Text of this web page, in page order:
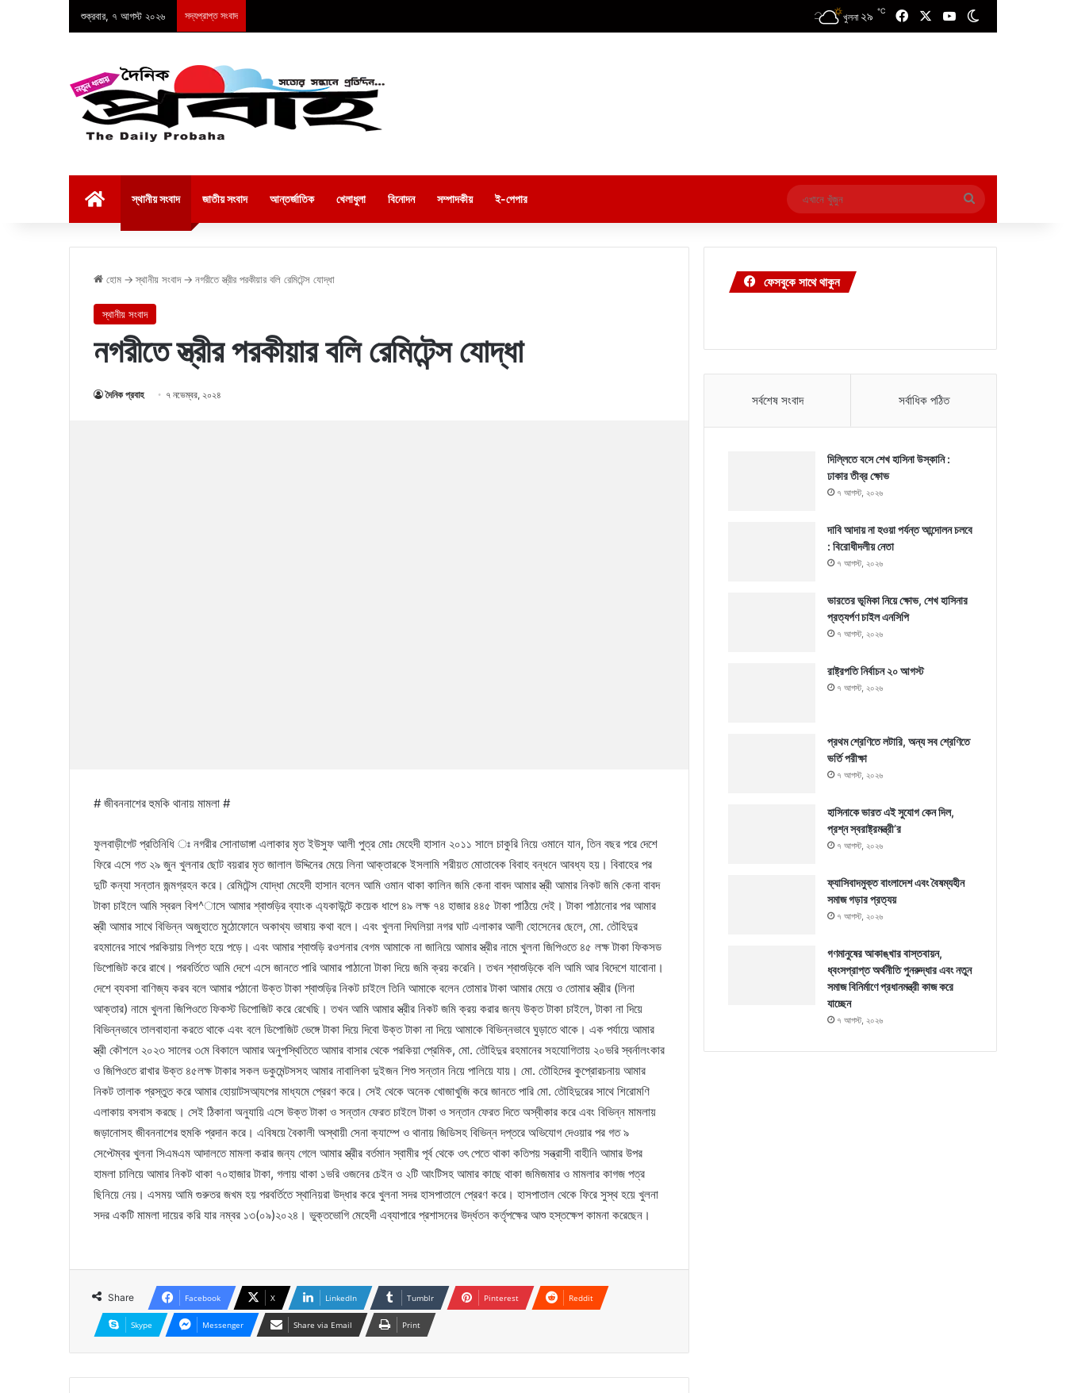
শুক্রবার, ৭ আগস্ট ২০২৬ সদ্যপ্রাপ্ত সংবাদ খুলনা ২৯ ℃ FacebookYouTube
স্থানীয় সংবাদ জাতীয় সংবাদ আন্তর্জাতিক খেলাধুলা বিনোদন সম্পাদকীয় ই-পেপার
এখানে
খুঁজুন
হোম → স্থানীয় সংবাদ → নগরীতে স্ত্রীর পরকীয়ার বলি রেমিটেন্স যোদ্ধা
স্থানীয় সংবাদ
নগরীতে স্ত্রীর পরকীয়ার বলি রেমিটেন্স যোদ্ধা
দৈনিক প্রবাহ ৭ নভেম্বর, ২০২৪
# জীবননাশের হুমকি থানায় মামলা #
ফুলবাড়ীগেট প্রতিনিধি ঃ নগরীর সোনাডাঙ্গা এলাকার মৃত ইউসুফ আলী পুত্র মোঃ মেহেদী হাসান ২০১১ সালে চাকুরি নিয়ে ওমানে যান, তিন বছর পরে দেশে
ফিরে এসে গত ২৯ জুন খুলনার ছোট বয়রার মৃত জালাল উদ্দিনের মেয়ে লিনা আক্তারকে ইসলামি শরীয়ত মোতাবেক বিবাহ বন্ধনে আবধ্য হয়। বিবাহের পর
দুটি কন্যা সন্তান জন্মগ্রহন করে। রেমিটেন্স যোদ্ধা মেহেদী হাসান বলেন আমি ওমান থাকা কালিন জমি কেনা বাবদ আমার স্ত্রী আমার নিকট জমি কেনা বাবদ
টাকা চাইলে আমি স্বরল বিশ^াসে আমার শ্বাশুড়ির ব্যাংক এ্যকাউন্টে কয়েক ধাপে ৪৯ লক্ষ ৭৪ হাজার ৪৪৫ টাকা পাঠিয়ে দেই। টাকা পাঠানোর পর আমার
স্ত্রী আমার সাথে বিভিন্ন অজুহাতে মুঠোফোনে অকাথ্য ভাষায় কথা বলে। এবং খুলনা দিঘলিয়া নগর ঘাট এলাকার আলী হোসেনের ছেলে, মো. তৌহিদুর
রহমানের সাথে পরকিয়ায় লিপ্ত হয়ে পড়ে। এবং আমার শ্বাশুড়ি রওশনার বেগম আমাকে না জানিয়ে আমার স্ত্রীর নামে খুলনা জিপিওতে ৪৫ লক্ষ টাকা ফিকসড
ডিপোজিট করে রাখে। পরবর্তিতে আমি দেশে এসে জানতে পারি আমার পাঠানো টাকা দিয়ে জমি ক্রয় করেনি। তখন শ্বাশুড়িকে বলি আমি আর বিদেশে যাবোনা।
দেশে ব্যবসা বাণিজ্য করব বলে আমার পঠানো উক্ত টাকা শ্বাশুড়ির নিকট চাইলে তিনি আমাকে বলেন তোমার টাকা আমার মেয়ে ও তোমার স্ত্রীর (লিনা
আক্তার) নামে খুলনা জিপিওতে ফিকস্ট ডিপোজিট করে রেখেছি। তখন আমি আমার স্ত্রীর নিকট জমি ক্রয় করার জন্য উক্ত টাকা চাইলে, টাকা না দিয়ে
বিভিন্নভাবে তালবাহানা করতে থাকে এবং বলে ডিপোজিট ভেঙ্গে টাকা দিয়ে দিবো উক্ত টাকা না দিয়ে আমাকে বিভিন্নভাবে ঘুড়াতে থাকে। এক পর্যায়ে আমার
স্ত্রী কৌশলে ২০২৩ সালের ৩মে বিকালে আমার অনুপস্থিতিতে আমার বাসার থেকে পরকিয়া প্রেমিক, মো. তৌহিদুর রহমানের সহযোগিতায় ২০ভরি স্বর্নালংকার
ও জিপিওতে রাখার উক্ত ৪৫লক্ষ টাকার সকল ডকুমেন্টসসহ আমার নাবালিকা দুইজন শিশু সন্তান নিয়ে পালিয়ে যায়। মো. তৌহিদের কুপ্রোরচনায় আমার
নিকট তালাক প্রস্তুত করে আমার হোয়াটসআ্যপের মাধ্যমে প্রেরণ করে। সেই থেকে অনেক খোজাখুজি করে জানতে পারি মো. তৌহিদুরের সাথে শিরোমণি
এলাকায় বসবাস করছে। সেই ঠিকানা অনুযায়ি এসে উক্ত টাকা ও সন্তান ফেরত চাইলে টাকা ও সন্তান ফেরত দিতে অস্বীকার করে এবং বিভিন্ন মামলায়
জড়ানোসহ জীবননাশের হুমকি প্রদান করে। এবিষয়ে বৈকালী অস্থায়ী সেনা ক্যাম্পে ও থানায় জিডিসহ বিভিন্ন দপ্তরে অভিযোগ দেওয়ার পর গত ৯
সেপ্টেম্বর খুলনা সিএমএম আদালতে মামলা করার জন্য গেলে আমার স্ত্রীর বর্তমান স্বামীর পূর্ব থেকে ওৎ পেতে থাকা কতিপয় সন্ত্রাসী বাহীনি আমার উপর
হামলা চালিয়ে আমার নিকট থাকা ৭০হাজার টাকা, গলায় থাকা ১ভরি ওজনের চেইন ও ২টি আংটিসহ আমার কাছে থাকা জমিজমার ও মামলার কাগজ পত্র
ছিনিয়ে নেয়। এসময় আমি গুরুতর জখম হয় পরবর্তিতে স্থানিয়রা উদ্ধার করে খুলনা সদর হাসপাতালে প্রেরণ করে। হাসপাতাল থেকে ফিরে সুস্থ হয়ে খুলনা
সদর একটি মামলা দায়ের করি যার নম্বর ১৩(০৯)২০২৪। ভুক্তভোগি মেহেদী এব্যাপারে প্রশাসনের উর্দ্ধতন কর্তৃপক্ষের আশু হস্তক্ষেপ কামনা করেছেন।
Share Facebook X LinkedIn Tumblr Pinterest Reddit
Skype Messenger Share via Email Print
ফেসবুকে সাথে থাকুন
সর্বশেষ সংবাদ সর্বাধিক পঠিত
দিল্লিতে বসে শেখ হাসিনা উস্কানি :
ঢাকার তীব্র ক্ষোভ
৭ আগস্ট, ২০২৬
দাবি আদায় না হওয়া পর্যন্ত আন্দোলন চলবে
: বিরোধীদলীয় নেতা
৭ আগস্ট, ২০২৬
ভারতের ভূমিকা নিয়ে ক্ষোভ, শেখ হাসিনার
প্রত্যর্পণ চাইল এনসিপি
৭ আগস্ট, ২০২৬
রাষ্ট্রপতি নির্বাচন ২০ আগস্ট
৭ আগস্ট, ২০২৬
প্রথম শ্রেণিতে লটারি, অন্য সব শ্রেণিতে
ভর্তি পরীক্ষা
৭ আগস্ট, ২০২৬
হাসিনাকে ভারত এই সুযোগ কেন দিল,
প্রশ্ন স্বরাষ্ট্রমন্ত্রী’র
৭ আগস্ট, ২০২৬
ফ্যাসিবাদমুক্ত বাংলাদেশ এবং বৈষম্যহীন
সমাজ গড়ার প্রত্যয়
৭ আগস্ট, ২০২৬
গণমানুষের আকাঙ্খার বাস্তবায়ন,
ধ্বংসপ্রাপ্ত অর্থনীতি পুনরুদ্ধার এবং নতুন
সমাজ বিনির্মাণে প্রধানমন্ত্রী কাজ করে
যাচ্ছেন
৭ আগস্ট, ২০২৬